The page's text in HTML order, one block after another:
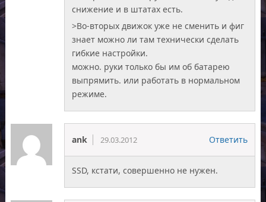
снижение и в штатах есть.
>Во-вторых движок уже не сменить и фиг
знает можно ли там технически сделать
гибкие настройки.
можно. руки только бы им об батарею
выпрямить. или работать в нормальном
режиме.
ank 29.03.2012 Ответить
SSD, кстати, совершенно не нужен.